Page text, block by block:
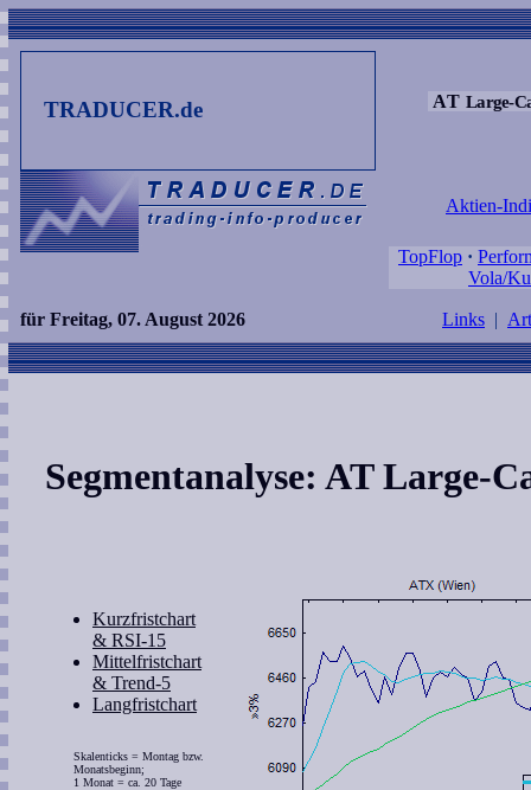
TRADUCER.de AT Large-
Aktien-
TopFlop ·
Vola/
für Freitag, 07. August 2026 Links |
Segmentanalyse: AT Large-
Kurzfristchart
& RSI-15
Mittelfristchart
& Trend-5
Langfristchart
Skalenticks = Montag bzw.
Monatsbeginn;
1 Monat = ca. 20 Tage